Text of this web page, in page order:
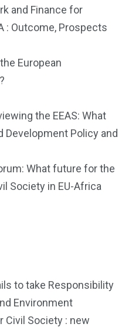
and Finance for
: Outcome, Prospects
European
the EEAS: What
Development Policy and
What future for the
Society in EU-Africa
to take Responsibility
Environment
Civil Society : new